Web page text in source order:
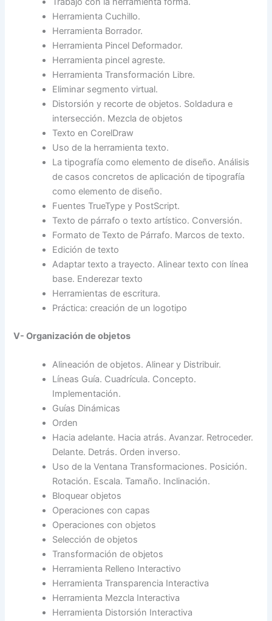
Herramienta Cuchillo.
Herramienta Borrador.
Herramienta Pincel Deformador.
Herramienta pincel agreste.
Herramienta Transformación Libre.
Eliminar segmento virtual.
Distorsión y recorte de objetos. Soldadura e
intersección. Mezcla de objetos
Texto en CorelDraw
Uso de la herramienta texto.
La tipografía como elemento de diseño. Análisis
de casos concretos de aplicación de tipografía
como elemento de diseño.
Fuentes TrueType y PostScript.
Texto de párrafo o texto artístico. Conversión.
Formato de Texto de Párrafo. Marcos de texto.
Edición de texto
Adaptar texto a trayecto. Alinear texto con línea
base. Enderezar texto
Herramientas de escritura.
Práctica: creación de un logotipo
V- Organización de objetos
Alineación de objetos. Alinear y Distribuir.
Líneas Guía. Cuadrícula. Concepto.
Implementación.
Guías Dinámicas
Orden
Hacia adelante. Hacia atrás. Avanzar. Retroceder.
Delante. Detrás. Orden inverso.
Uso de la Ventana Transformaciones. Posición.
Rotación. Escala. Tamaño. Inclinación.
Bloquear objetos
Operaciones con capas
Operaciones con objetos
Selección de objetos
Transformación de objetos
Herramienta Relleno Interactivo
Herramienta Transparencia Interactiva
Herramienta Mezcla Interactiva
Herramienta Distorsión Interactiva